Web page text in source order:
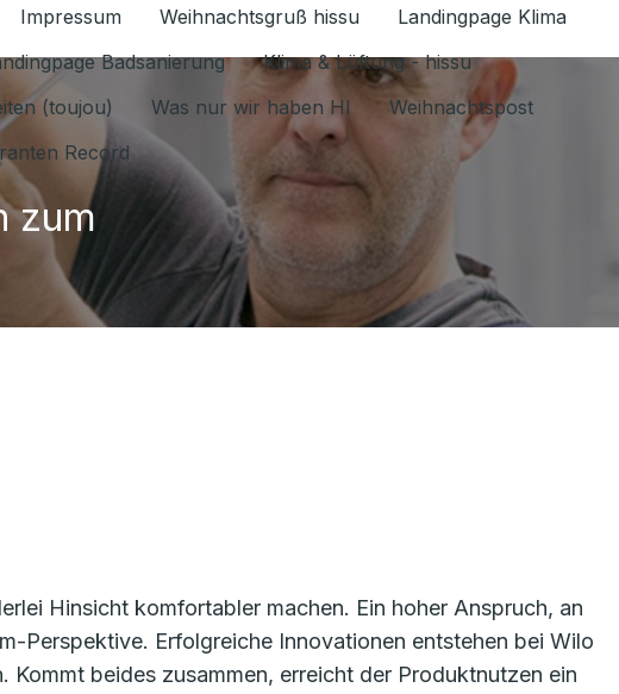
für Datenschutz 1.6.2026 umschalten
Impressum Weihnachtsgruß hissu
Landingpage Klima
Badsanierung
Klima & Lüftung - hissu
(toujou) Was nur wir haben HI
Weihnachtspost
Record
zum
Hinsicht komfortabler machen. Ein hoher Anspruch, an
Perspektive. Erfolgreiche Innovationen entstehen bei Wilo
beides zusammen, erreicht der Produktnutzen ein